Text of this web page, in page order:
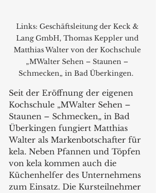
Links: Geschäftsleitung der Keck &
Lang GmbH, Thomas Keppler und
Matthias Walter von der Kochschule
„MWalter Sehen – Staunen –
Schmecken„ in Bad Überkingen.
Seit der Eröffnung der eigenen
Kochschule „MWalter Sehen –
Staunen – Schmecken„ in Bad
Überkingen fungiert Matthias
Walter als Markenbotschafter für
kela. Neben Pfannen und Töpfen
von kela kommen auch die
Küchenhelfer des Unternehmens
zum Einsatz. Die Kursteilnehmer